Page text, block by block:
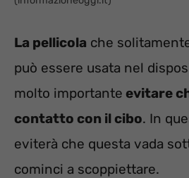
La pellicola che
può essere usata nel
molto importante evitare
contatto con il cibo. In
eviterà che questa vada
cominci a scoppiettare.